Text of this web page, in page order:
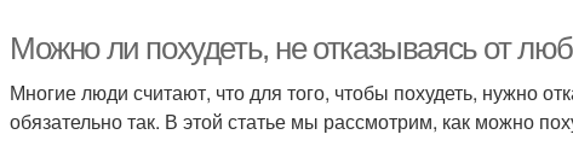
Можно ли похудеть, не отказываясь от
Многие люди считают, что для того, чтобы похудеть, нужно
обязательно так. В этой статье мы рассмотрим, как можно